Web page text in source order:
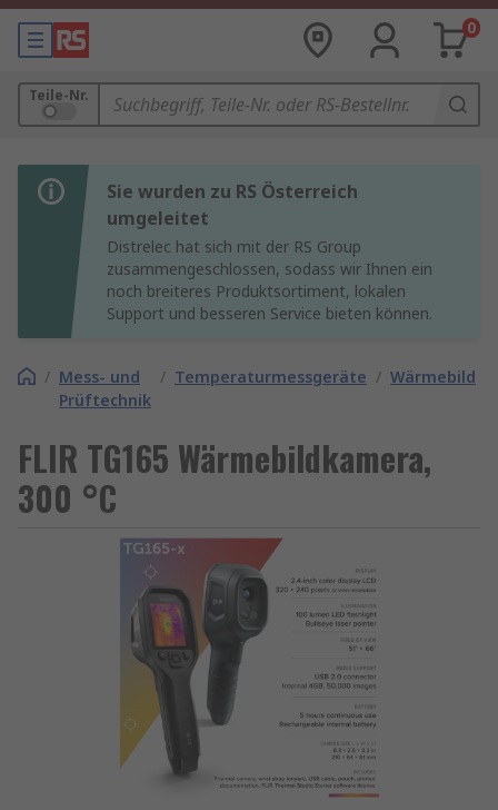
0
Teile-Nr.
Sie wurden zu RS Österreich
umgeleitet
Distrelec hat sich mit der RS Group
zusammengeschlossen, sodass wir Ihnen ein
noch breiteres Produktsortiment, lokalen
Support und besseren Service bieten können.
/ Mess- und
Prüftechnik
/ Temperaturmessgeräte /
FLIR TG165 Wärmebildkamera,
300 °C